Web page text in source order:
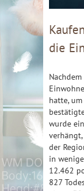
die
hatte,
wurde
der
in
12.462
827